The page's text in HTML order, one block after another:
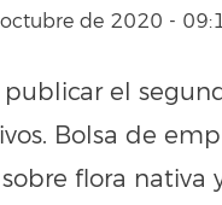
de 2020 -
publicar el
Bolsa de
flora